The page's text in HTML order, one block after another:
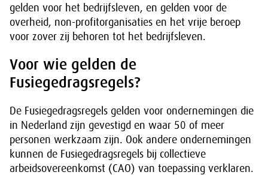
gelden voor het bedrijfsleven, en gelden voor de
overheid, non-profitorganisaties en het vrije beroep
voor zover zij behoren tot het bedrijfsleven.
Voor wie gelden de
Fusiegedragsregels?
De Fusiegedragsregels gelden voor ondernemingen die
in Nederland zijn gevestigd en waar 50 of meer
personen werkzaam zijn. Ook andere ondernemingen
kunnen de Fusiegedragsregels bij collectieve
arbeidsovereenkomst (CAO) van toepassing verklaren.